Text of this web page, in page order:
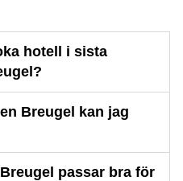
hotell i sista
Breugel kan jag
passar bra för